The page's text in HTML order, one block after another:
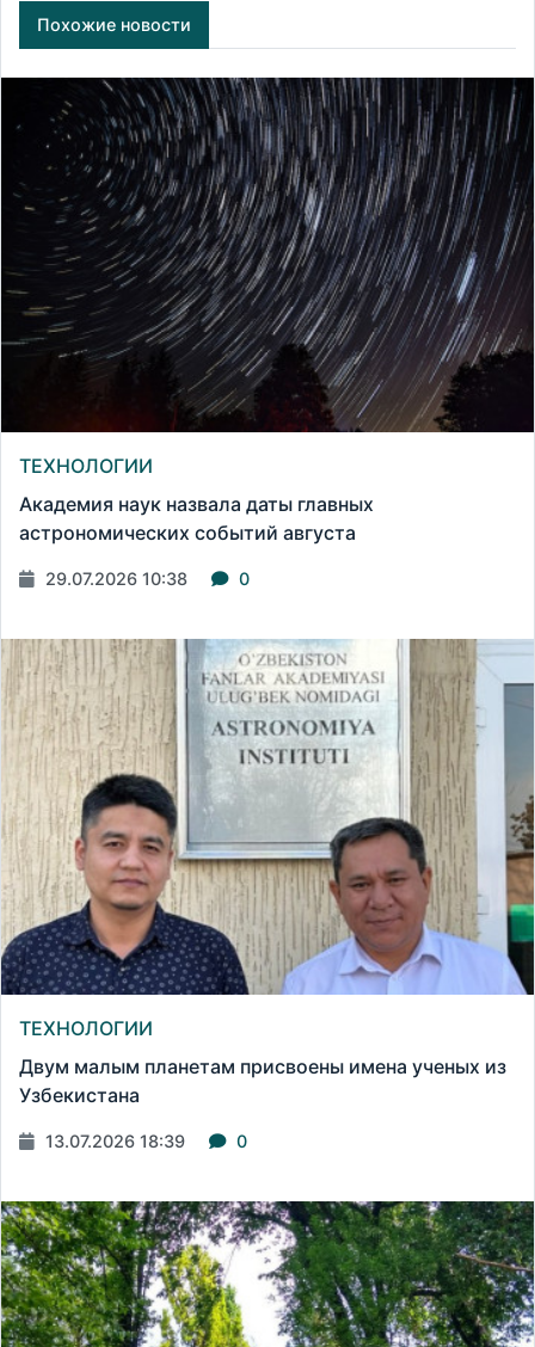
Похожие новости
ТЕХНОЛОГИИ
Академия наук назвала даты главных
астрономических событий августа
29.07.2026 10:38 0
ТЕХНОЛОГИИ
Двум малым планетам присвоены имена ученых из
Узбекистана
13.07.2026 18:39 0